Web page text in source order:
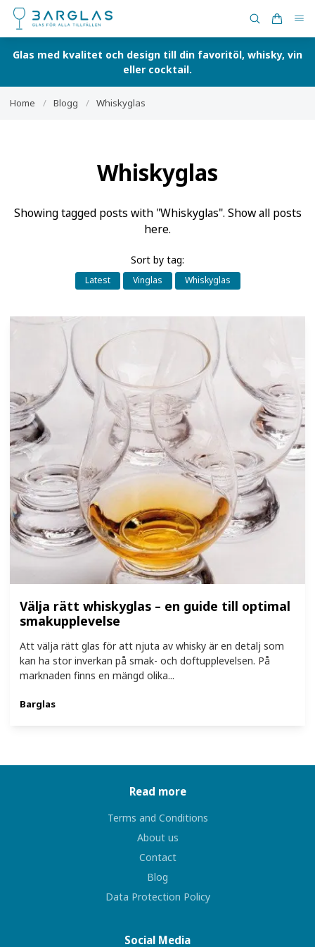
Glas med kvalitet och design till din favoritöl, whisky, vin
eller cocktail.
Home / Blogg / Whiskyglas
Whiskyglas
Showing tagged posts with "Whiskyglas". Show all posts
here.
Sort by tag:
Latest Vinglas Whiskyglas
Välja rätt whiskyglas – en guide till optimal
smakupplevelse
Att välja rätt glas för att njuta av whisky är en detalj som
kan ha stor inverkan på smak- och doftupplevelsen. På
marknaden finns en mängd olika...
Barglas
Read more
Terms and Conditions
About us
Contact
Blog
Data Protection Policy
Social Media